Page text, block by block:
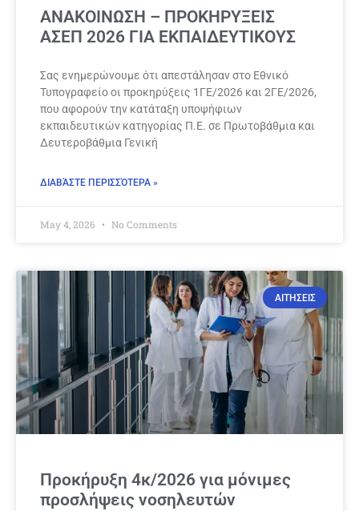
ΑΝΑΚΟΙΝΩΣΗ – ΠΡΟΚΗΡΥΞΕΙΣ
ΑΣΕΠ 2026 ΓΙΑ ΕΚΠΑΙΔΕΥΤΙΚΟΥΣ
Σας ενημερώνουμε ότι απεστάλησαν στο Εθνικό
Τυπογραφείο οι προκηρύξεις 1ΓΕ/2026 και 2ΓΕ/2026,
που αφορούν την κατάταξη υποψήφιων
εκπαιδευτικών κατηγορίας Π.Ε. σε Πρωτοβάθμια και
Δευτεροβάθμια Γενική
ΔΙΑΒΆΣΤΕ ΠΕΡΙΣΣΌΤΕΡΑ »
May 4, 2026 No Comments
ΑΙΤΗΣΕΙΣ
Προκήρυξη 4κ/2026 για μόνιμες
προσλήψεις νοσηλευτών